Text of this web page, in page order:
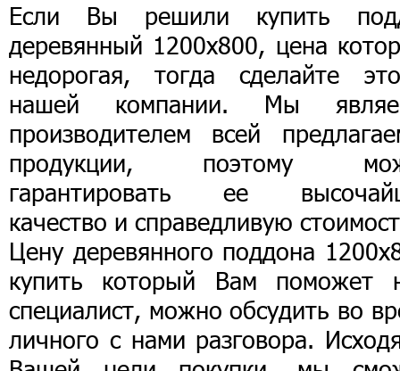
Если Вы решили купить
деревянный 1200х800, цена
недорогая, тогда сделайте
нашей компании. Мы
производителем всей
продукции, поэтому
гарантировать ее
качество и справедливую
Цену деревянного поддона
купить который Вам поможет
специалист, можно обсудить во
личного с нами разговора.